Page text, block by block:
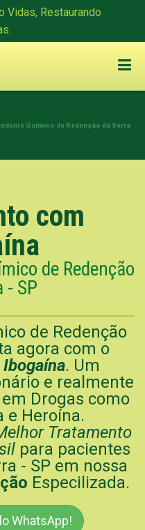
Vidas, Restaurando
Químico de Redenção da Serra
com
de Redenção
- SP
de Redenção
agora com o
. Um
e realmente
Drogas como
e Heroína.
Tratamento
para pacientes
- SP em nossa
Especilizada.
WhatsApp!